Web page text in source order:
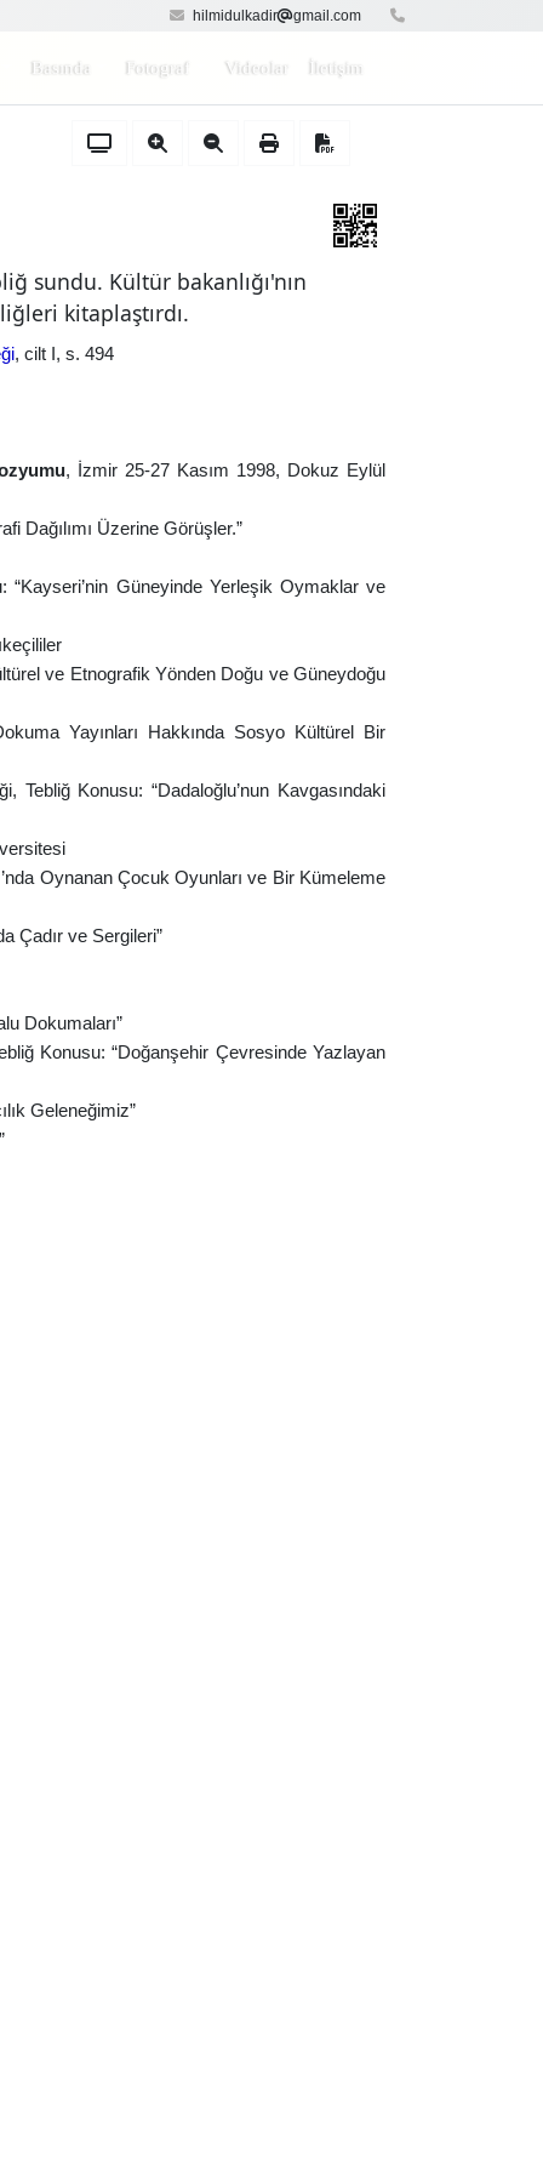
hilmidulkadir gmail.com
Basında Fotograf Videolar İletişim
sundu. Kültür bakanlığı'nın
kitaplaştırdı.
, cilt I, s. 494
, İzmir 25-27 Kasım 1998, Dokuz Eylül
Dağılımı Üzerine Görüşler.”
“Kayseri’nin Güneyinde Yerleşik Oymaklar ve
ve Etnografik Yönden Doğu ve Güneydoğu
Yayınları Hakkında Sosyo Kültürel Bir
Tebliğ Konusu: “Dadaloğlu’nun Kavgasındaki
Oynanan Çocuk Oyunları ve Bir Kümeleme
Çadır ve Sergileri”
Dokumaları”
Konusu: “Doğanşehir Çevresinde Yazlayan
Geleneğimiz”